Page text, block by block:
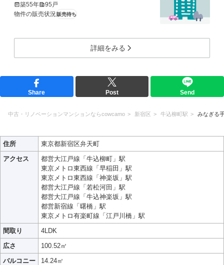
築55年
95戸
物件の販売状況販売待ち
詳細をみる
Share Post Send
中古・リノベーションマンションならcowcamo 新宿区 牛込柳町駅 みなぎる
住所
東京都新宿区弁天町
アクセス
都営大江戸線「牛込柳町」駅
東京メトロ東西線「早稲田」駅
東京メトロ東西線「神楽坂」駅
都営大江戸線「若松河田」駅
都営大江戸線「牛込神楽坂」駅
都営新宿線「曙橋」駅
東京メトロ有楽町線「江戸川橋」駅
間取り
4LDK
広さ
100.52㎡
バルコニー
14.24㎡